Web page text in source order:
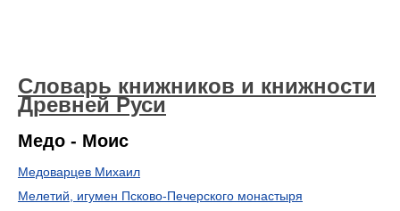
Словарь книжников и книжности
Древней Руси
Медо - Моис
Медоварцев Михаил
Мелетий, игумен Псково-Печерского монастыря